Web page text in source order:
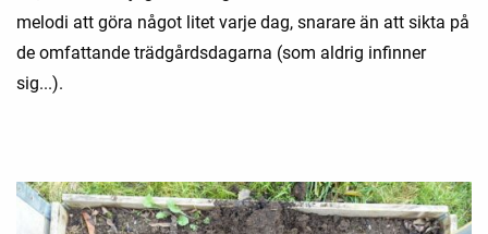
melodi att göra något litet varje dag, snarare än att sikta på
de omfattande trädgårdsdagarna (som aldrig infinner
sig...).